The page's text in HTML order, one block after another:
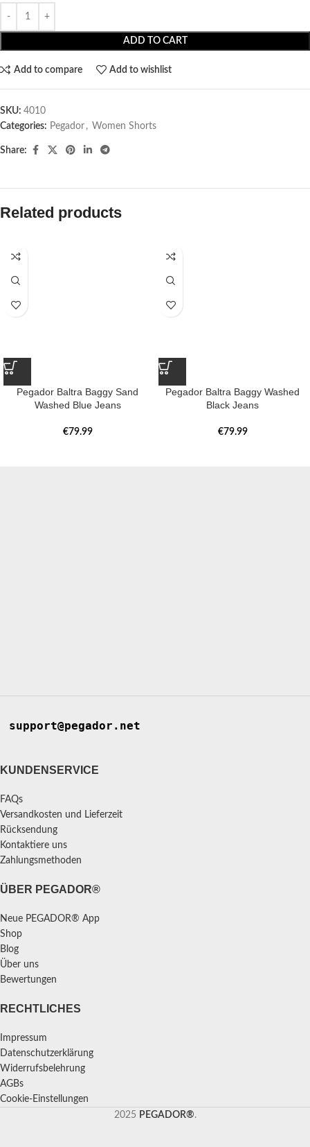
ADD TO CART
Add to compare Add to wishlist
SKU: 4010
Categories: Pegador​ , Women Shorts
Share:
Related products
Pegador Baltra Baggy Sand
Washed Blue Jeans
€79.99
Pegador Baltra Baggy Washed
Black Jeans
€79.99
support@pegador.net
KUNDENSERVICE
FAQs
Versandkosten und Lieferzeit
Rücksendung
Kontaktiere uns
Zahlungsmethoden
ÜBER PEGADOR®
Neue PEGADOR® App
Shop
Blog
Über uns
Bewertungen
RECHTLICHES
Impressum
Datenschutzerklärung
Widerrufsbelehrung
AGBs
Cookie-Einstellungen
2025 PEGADOR®.